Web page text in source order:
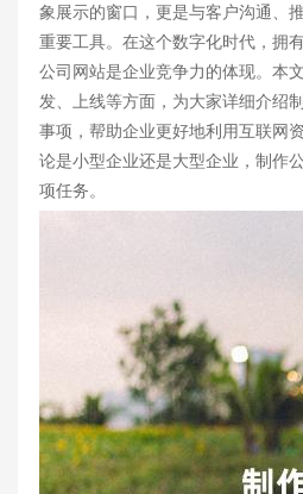
象展示的窗口，更是与客户沟通、
重要工具。在这个数字化时代，拥
公司网站是企业竞争力的体现。本
发、上线等方面，为大家详细介绍
事项，帮助企业更好地利用互联网
论是小型企业还是大型企业，制作
项任务。